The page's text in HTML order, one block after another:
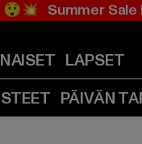
😲💥 Summer Sale
NAISET LAPSET
PÄIVÄN